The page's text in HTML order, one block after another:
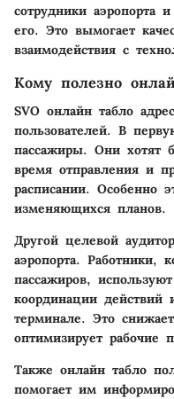
сотрудники аэропорта
его. Это вымогает
взаимодействия с
Кому полезно
SVO онлайн табло
пользователей. В
пассажиры. Они хотят
время отправления и
расписании. Особенно
изменяющихся планов.
Другой целевой
аэропорта. Работники,
пассажиров,
координации действий
терминале. Это
оптимизирует рабочие
Также онлайн табло
помогает им